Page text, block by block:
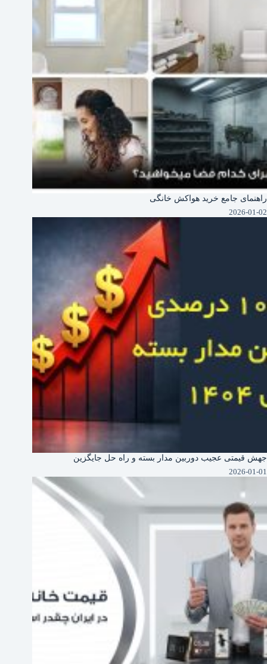
راهنمای جامع خرید هواکش خانگی
2026-01-02
جهش قیمتی عجیب دوربین‌ مدار بسته و راه حل جایگزین
2026-01-01